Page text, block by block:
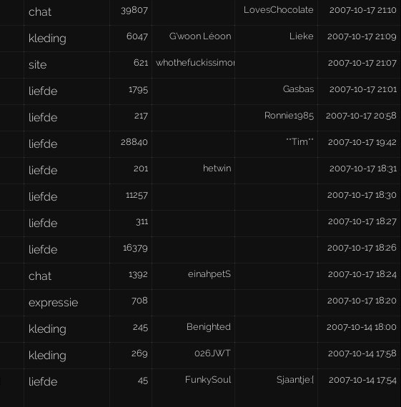
chat 39807 LovesChocolate 2007-10-17 21:10
kleding 6047 G'woon Léoon Lieke 2007-10-17 21:09
site 621 whothefuckissimon 2007-10-17 21:07
liefde 1795 Gasbas 2007-10-17 21:01
liefde 217 Ronnie1985 2007-10-17 20:58
liefde 28840 **Tim** 2007-10-17 19:42
liefde 201 hetwin 2007-10-17 18:31
liefde 11257 2007-10-17 18:30
liefde 311 2007-10-17 18:27
liefde 16379 2007-10-17 18:26
chat 1392 einahpetS 2007-10-17 18:24
expressie 708 2007-10-17 18:20
kleding 245 Benighted 2007-10-14 18:00
kleding 269 026JWT 2007-10-14 17:58
liefde 45 FunkySoul Sjaantje:[ 2007-10-14 17:54